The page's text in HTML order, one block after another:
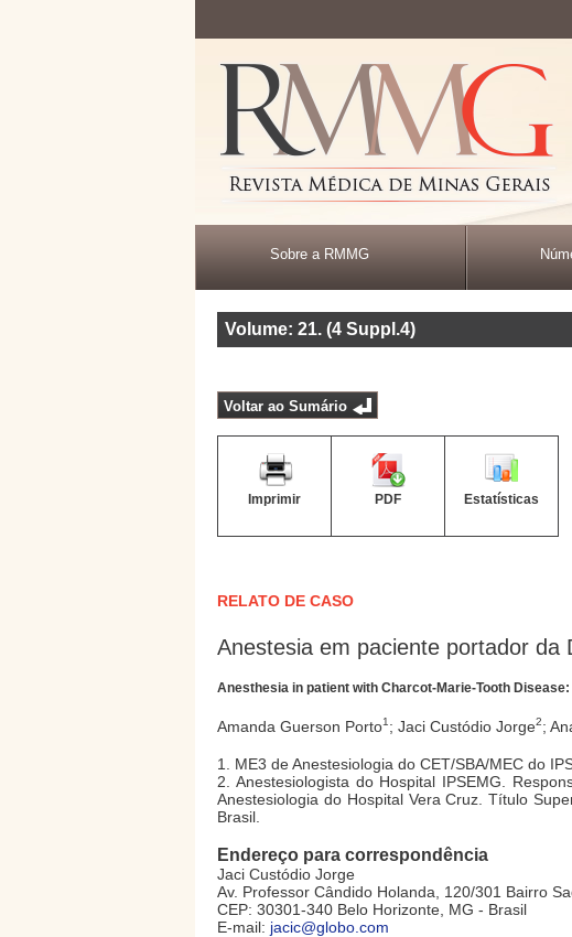
Sobre a RMMG
Volume: 21. (4 Suppl.4)
Voltar ao Sumário
Imprimir PDF Estatísticas
RELATO DE CASO
Anestesia em paciente portador da
Anesthesia in patient with Charcot-Marie-Tooth
Amanda Guerson Porto1 ; Jaci Custódio Jorge2;
1. ME3 de Anestesiologia do CET/SBA/MEC do
2. Anestesiologista do Hospital IPSEMG.
Anestesiologia do Hospital Vera Cruz. Título
Brasil.
Endereço para correspondência
Jaci Custódio Jorge
Av. Professor Cândido Holanda, 120/301 Bairro
CEP: 30301-340 Belo Horizonte, MG - Brasil
E-mail: jacic@globo.com